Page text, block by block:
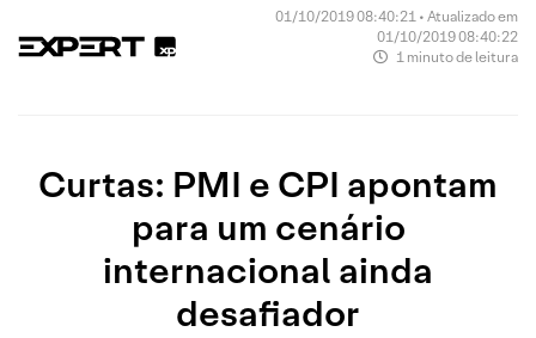
01/10/2019 08:40:21 • Atualizado em
01/10/2019 08:40:22
1 minuto de leitura
Curtas: PMI e CPI apontam
para um cenário
internacional ainda
desafiador